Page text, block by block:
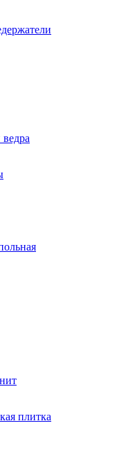
плитка